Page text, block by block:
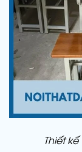
Thiết